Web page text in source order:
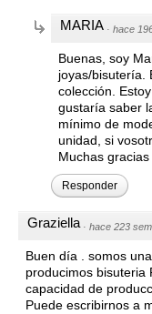
MARIA · hace
Buenas, soy
joyas/bisutería.
colección.
gustaría saber
mínimo de
unidad, si
Muchas gracias
Responder
Graziella · hace 223
Buen día . somos
producimos bisuteria
capacidad de
Puede escribirnos a